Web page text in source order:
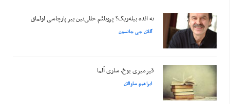
نه ائده بیله‌ریک؟ پروبلئم حللی‌نین بیر پارچاسی اولماق
آللان جی جانسون
قیرمیزی یوخ، ساری آلما
ابراهیم ساوالان